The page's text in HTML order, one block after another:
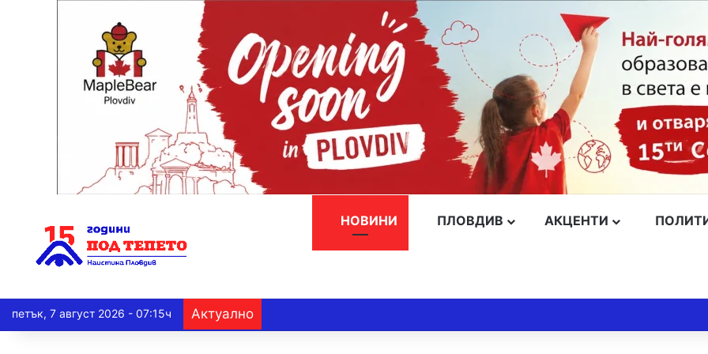
НОВИНИ ПЛОВДИВ АКЦЕНТИ
петък, 7 август 2026 - 07:15ч Актуално